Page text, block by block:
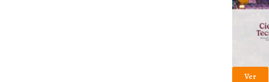
Ver